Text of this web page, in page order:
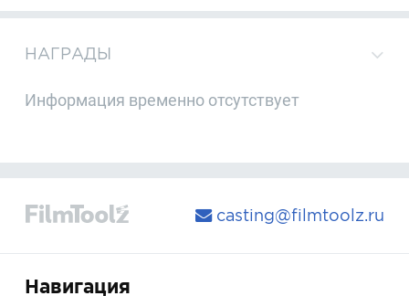
НАГРАДЫ
Информация временно отсутствует
casting@filmtoolz.ru
Навигация